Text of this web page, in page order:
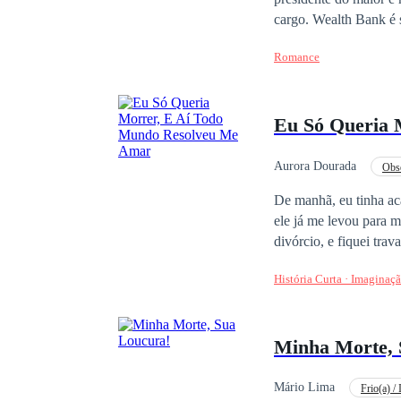
cargo. Wealth Bank é
garantindo que, se
junto com um
Romance
Eu Só Queria
Aurora Dourada
De manhã, eu tinha
ele já me levou para
divórcio, e fiquei
Vai chorar, é? Enzo,
Meu irmão mais
A vida dela foi dura.
História Curta ·
Minha Morte,
Mário Lima Frio(a) /